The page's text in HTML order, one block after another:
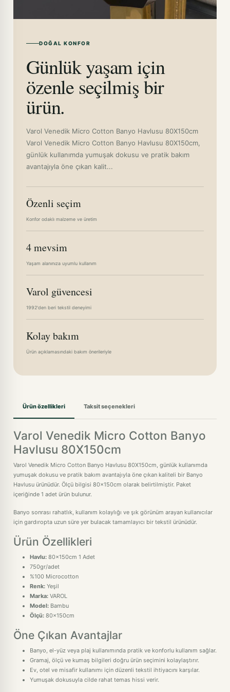
DOĞAL KONFOR
Günlük yaşam için
özenle seçilmiş bir
ürün.
Varol Venedik Micro Cotton Banyo Havlusu 80X150cm
Varol Venedik Micro Cotton Banyo Havlusu 80X150cm,
günlük kullanımda yumuşak dokusu ve pratik bakım
avantajıyla öne çıkan kalit...
Özenli seçim
Konfor odaklı malzeme ve üretim
4 mevsim
Yaşam alanınıza uyumlu kullanım
Varol güvencesi
1992'den beri tekstil deneyimi
Kolay bakım
Ürün açıklamasındaki bakım önerileriyle
Ürün özellikleri Taksit seçenekleri
Varol Venedik Micro Cotton Banyo
Havlusu 80X150cm
Varol Venedik Micro Cotton Banyo Havlusu 80X150cm, günlük kullanımda
yumuşak dokusu ve pratik bakım avantajıyla öne çıkan kaliteli bir Banyo
Havlusu ürünüdür. Ölçü bilgisi 80x150cm olarak belirtilmiştir. Paket
içeriğinde 1 adet ürün bulunur.
Banyo sonrası rahatlık, kullanım kolaylığı ve şık görünüm arayan kullanıcılar
için gardıropta uzun süre yer bulacak tamamlayıcı bir tekstil ürünüdür.
Ürün Özellikleri
Havlu: 80x150cm 1 Adet
750gr/adet
%100 Microcotton
Renk: Yeşil
Marka: VAROL
Model: Bambu
Ölçü: 80x150cm
Öne Çıkan Avantajlar
Banyo, el-yüz veya plaj kullanımında pratik ve konforlu kullanım sağlar.
Gramaj, ölçü ve kumaş bilgileri doğru ürün seçimini kolaylaştırır.
Ev, otel ve misafir kullanımı için düzenli tekstil ihtiyacını karşılar.
Yumuşak dokusuyla cilde rahat temas hissi verir.